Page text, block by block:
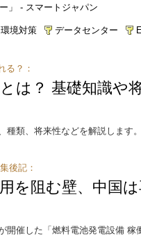
」 - スマートジャパン
環境対策 データセンター
る？：
は？ 基礎知識や
種類、将来性などを解説します
後記：
を阻む壁、中国
開催した「燃料電池発電設備 稼